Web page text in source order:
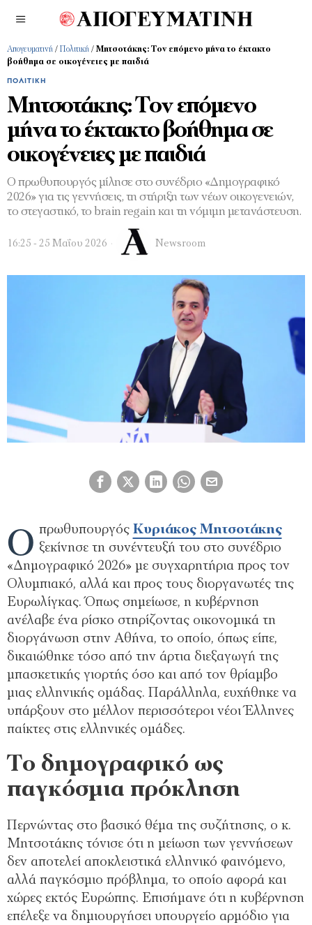
Απογευματινή / Πολιτική / Μητσοτάκης: Τον επόμενο μήνα το έκτακτο
βοήθημα σε οικογένειες με παιδιά
ΠΟΛΙΤΙΚΉ
Μητσοτάκης: Τον επόμενο
μήνα το έκτακτο βοήθημα σε
οικογένειες με παιδιά
Ο πρωθυπουργός μίλησε στο συνέδριο «Δημογραφικό
2026» για τις γεννήσεις, τη στήριξη των νέων οικογενειών,
το στεγαστικό, το brain regain και τη νόμιμη μετανάστευση.
16:25 - 25 Μαΐου 2026 Newsroom
Ο πρωθυπουργός Κυριάκος Μητσοτάκης
ξεκίνησε τη συνέντευξή του στο συνέδριο
«Δημογραφικό 2026» με συγχαρητήρια προς τον
Ολυμπιακό, αλλά και προς τους διοργανωτές της
Ευρωλίγκας. Όπως σημείωσε, η κυβέρνηση
ανέλαβε ένα ρίσκο στηρίζοντας οικονομικά τη
διοργάνωση στην Αθήνα, το οποίο, όπως είπε,
δικαιώθηκε τόσο από την άρτια διεξαγωγή της
μπασκετικής γιορτής όσο και από τον θρίαμβο
μιας ελληνικής ομάδας. Παράλληλα, ευχήθηκε να
υπάρξουν στο μέλλον περισσότεροι νέοι Έλληνες
παίκτες στις ελληνικές ομάδες.
Το δημογραφικό ως
παγκόσμια πρόκληση
Περνώντας στο βασικό θέμα της συζήτησης, ο κ.
Μητσοτάκης τόνισε ότι η μείωση των γεννήσεων
δεν αποτελεί αποκλειστικά ελληνικό φαινόμενο,
αλλά παγκόσμιο πρόβλημα, το οποίο αφορά και
χώρες εκτός Ευρώπης. Επισήμανε ότι η κυβέρνηση
επέλεξε να δημιουργήσει υπουργείο αρμόδιο για